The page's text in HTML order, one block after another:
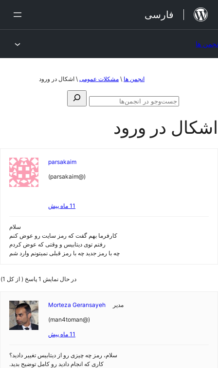
پرش
فارسی
ها
انجمن ها \ مشکلات عمومی \ اشکال در ورود
جستجو
جستجو
اشکال در ورود
parsakaim
(@parsakaim)
11 ماه پیش
سلام
کارفرما بهم گفت که رمز سایت رو عوض کنم
رفتم توی دیتابیس و وقتی که عوض کردم
چه با رمز جدید چه با رمز قبلی نمیتونم وارد شم
در حال نمایش 1 پاسخ ( از کل 1)
مدیر
Morteza Geransayeh
(@man4toman)
11 ماه پیش
سلام، رمز چه چیزی رو از دیتابیس تغییر دادید؟
کاری که انجام دادید رو کامل توضیح بدید.